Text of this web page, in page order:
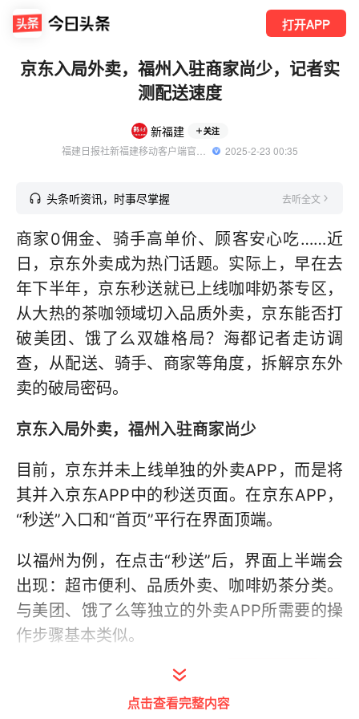
打开APP
京东入局外卖，福州入驻商家尚少，记者实
测配送速度
新福建 关注
  2025-2-23 00:35
头条听资讯，时事尽掌握 去听全文
商家0佣金、骑手高单价、顾客安心吃……近
日，京东外卖成为热门话题。实际上，早在去
年下半年，京东秒送就已上线咖啡奶茶专区，
从大热的茶咖领域切入品质外卖，京东能否打
破美团、饿了么双雄格局？海都记者走访调
查，从配送、骑手、商家等角度，拆解京东外
卖的破局密码。
京东入局外卖，福州入驻商家尚少
目前，京东并未上线单独的外卖APP，而是将
其并入京东APP中的秒送页面。在京东APP，
“秒送”入口和“首页”平行在界面顶端。
以福州为例，在点击“秒送”后，界面上半端会
出现：超市便利、品质外卖、咖啡奶茶分类。
与美团、饿了么等独立的外卖APP所需要的操
作步骤基本类似。
点击查看完整内容